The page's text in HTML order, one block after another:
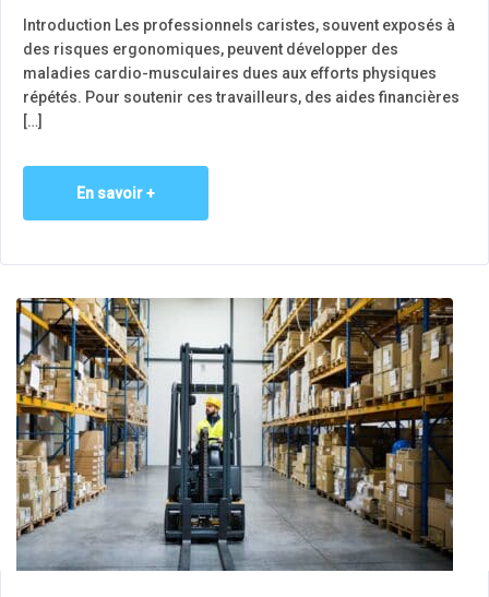
Introduction Les professionnels caristes, souvent exposés à
des risques ergonomiques, peuvent développer des
maladies cardio-musculaires dues aux efforts physiques
répétés. Pour soutenir ces travailleurs, des aides financières
[…]
En savoir +